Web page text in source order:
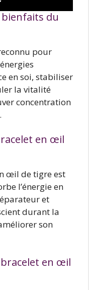
du
pour
en soi, stabiliser
la vitalité
concentration
en œil
œil de tigre est
l’énergie en
et
durant la
son
en œil